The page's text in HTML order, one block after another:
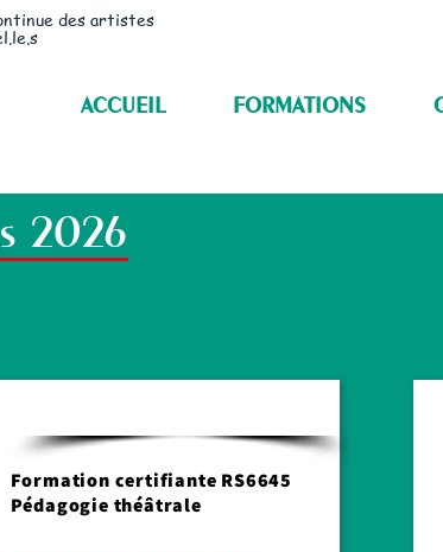
des artistes
ACCUEIL FORMATIONS
2026
Formation certifiante RS6645
Pédagogie théâtrale